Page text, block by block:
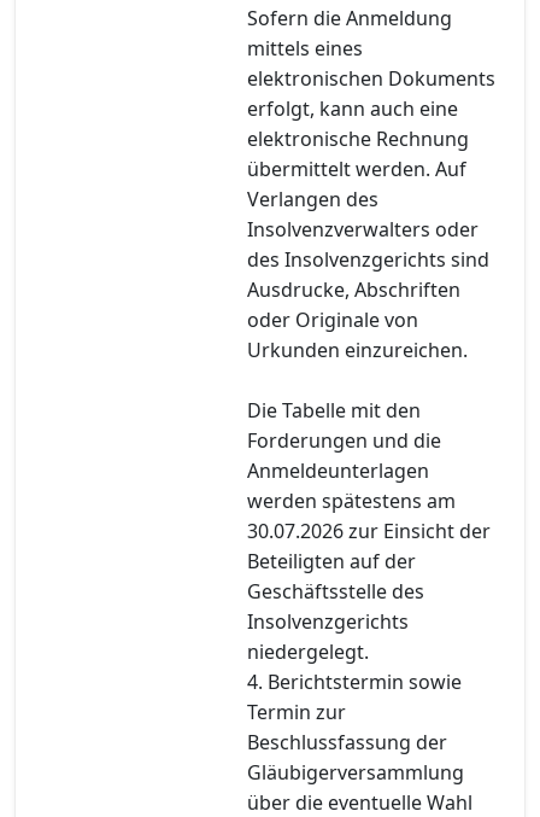
Sofern die Anmeldung
mittels eines
elektronischen Dokuments
erfolgt, kann auch eine
elektronische Rechnung
übermittelt werden. Auf
Verlangen des
Insolvenzverwalters oder
des Insolvenzgerichts sind
Ausdrucke, Abschriften
oder Originale von
Urkunden einzureichen.
Die Tabelle mit den
Forderungen und die
Anmeldeunterlagen
werden spätestens am
30.07.2026 zur Einsicht der
Beteiligten auf der
Geschäftsstelle des
Insolvenzgerichts
niedergelegt.
4. Berichtstermin sowie
Termin zur
Beschlussfassung der
Gläubigerversammlung
über die eventuelle Wahl